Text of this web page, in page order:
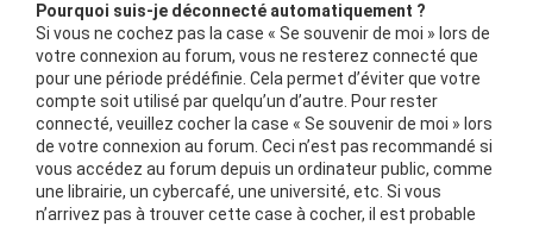
Pourquoi suis-je déconnecté automatiquement ?
Si vous ne cochez pas la case « Se souvenir de moi » lors de
votre connexion au forum, vous ne resterez connecté que
pour une période prédéfinie. Cela permet d’éviter que votre
compte soit utilisé par quelqu’un d’autre. Pour rester
connecté, veuillez cocher la case « Se souvenir de moi » lors
de votre connexion au forum. Ceci n’est pas recommandé si
vous accédez au forum depuis un ordinateur public, comme
une librairie, un cybercafé, une université, etc. Si vous
n’arrivez pas à trouver cette case à cocher, il est probable